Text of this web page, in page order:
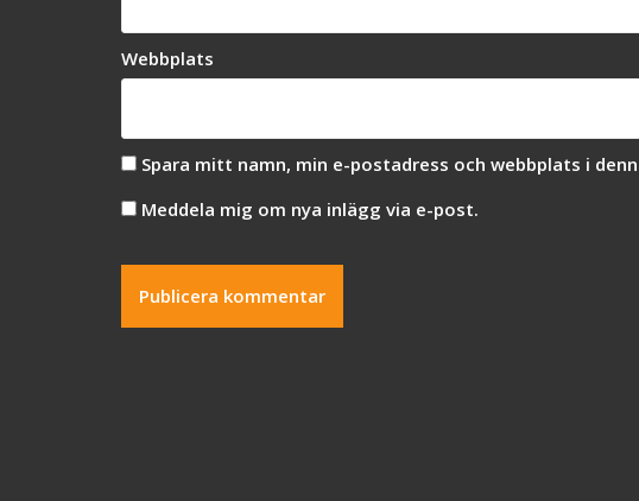
Webbplats
Spara mitt namn, min e-postadress och webbplats i
Meddela mig om nya inlägg via e-post.